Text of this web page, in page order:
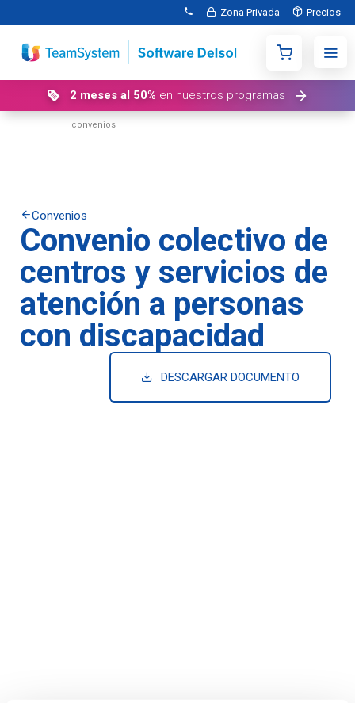
Zona Privada Precios
2 meses al 50% en nuestros programas
Inicio Buscador de
convenios
Convenio colectivo de centros y servicios de atención a personas con discapacidad
Convenios
Convenio colectivo de
centros y servicios de
atención a personas
con discapacidad
DESCARGAR DOCUMENTO